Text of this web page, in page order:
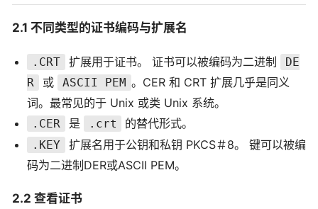
2.1 不同类型的证书编码与扩展名
.CRT 扩展用于证书。 证书可以被编码为二进制
DE
R
或 ASCII PEM 。CER 和 CRT 扩展几乎是同义
词。最常见的于 Unix 或类 Unix 系统。
.CER 是 .crt 的替代形式。
.KEY
扩展名用于公钥和私钥 PKCS＃8。 键可以被编
码为二进制DER或ASCII PEM。
2.2 查看证书